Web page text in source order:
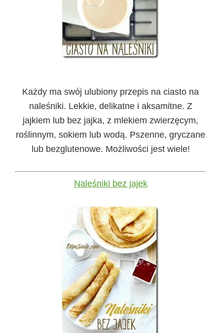
Każdy ma swój ulubiony przepis na ciasto na
naleśniki. Lekkie, delikatne i aksamitne. Z
jajkiem lub bez jajka, z mlekiem zwierzęcym,
roślinnym, sokiem lub wodą. Pszenne, gryczane
lub bezglutenowe. Możliwości jest wiele!
Naleśniki bez jajek